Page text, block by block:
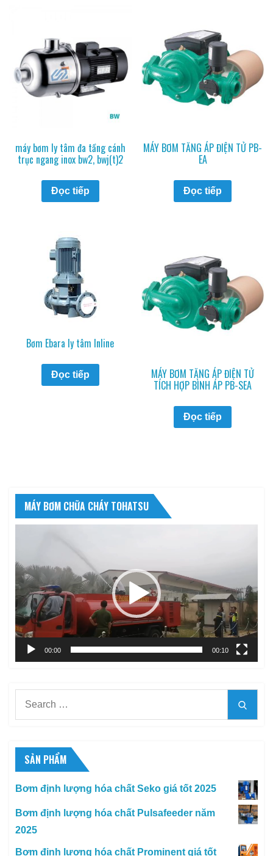
máy bơm ly tâm đa tầng cánh
trục ngang inox bw2, bwj(t)2
Đọc tiếp
MÁY BƠM TĂNG ÁP ĐIỆN TỬ PB-
EA
Đọc tiếp
Bơm Ebara ly tâm Inline
Đọc tiếp MÁY BƠM TĂNG ÁP ĐIỆN TỬ
TÍCH HỢP BÌNH ÁP PB-SEA
Đọc tiếp
MÁY BƠM CHỮA CHÁY TOHATSU
Video
00:00 00:10
SẢN PHẨM
Bơm định lượng hóa chất Seko giá tốt 2025
Bơm định lượng hóa chất Pulsafeeder năm
2025
Bơm định lượng hóa chất Prominent giá tốt